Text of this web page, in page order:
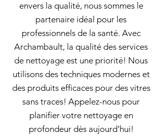
envers la qualité, nous sommes le
partenaire idéal pour les
professionnels de la santé. Avec
Archambault, la qualité des services
de nettoyage est une priorité! Nous
utilisons des techniques modernes et
des produits efficaces pour des vitres
sans traces! Appelez-nous pour
planifier votre nettoyage en
profondeur dès aujourd'hui!